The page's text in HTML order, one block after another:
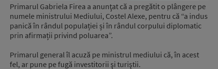
Primarul Gabriela Firea a anunţat că a pregătit o plângere pe
numele ministrului Mediului, Costel Alexe, pentru că “a indus
panică în rândul populației și în rândul corpului diplomatic
prin afirmații privind poluarea”.
Primarul general îl acuză pe ministrul mediului că, în acest
fel, ar pune pe fugă investitorii şi turiştii.